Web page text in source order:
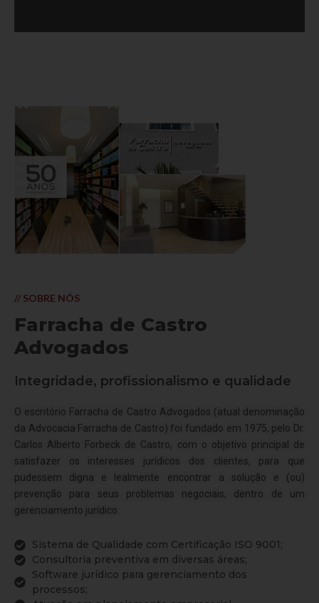
// SOBRE NÓS
Farracha de Castro
Advogados
Integridade, profissionalismo e qualidade
O escritório Farracha de Castro Advogados (atual denominação
da Advocacia Farracha de Castro) foi fundado em 1975, pelo Dr.
Carlos Alberto Forbeck de Castro, com o objetivo principal de
satisfazer os interesses jurídicos dos clientes, para que
pudessem digna e lealmente encontrar a solução e (ou)
prevenção para seus problemas negociais, dentro de um
gerenciamento jurídico.
Sistema de Qualidade com Certificação ISO 9001;
Consultoria preventiva em diversas áreas;
Software jurídico para gerenciamento dos
processos;